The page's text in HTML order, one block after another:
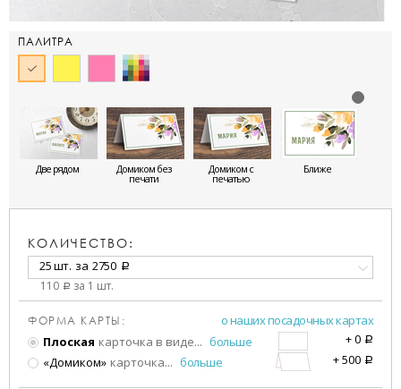
ПАЛИТРА
Две рядом Домиком без
печати
Домиком с
печатью
Ближе
КОЛИЧЕСТВО:
25 шт. за 2750 a
110 a за 1 шт.
ФОРМА КАРТЫ:
о наших посадочных картах
Плоская карточка в виде... больше +0 a
«Домиком» карточка... больше +500 a